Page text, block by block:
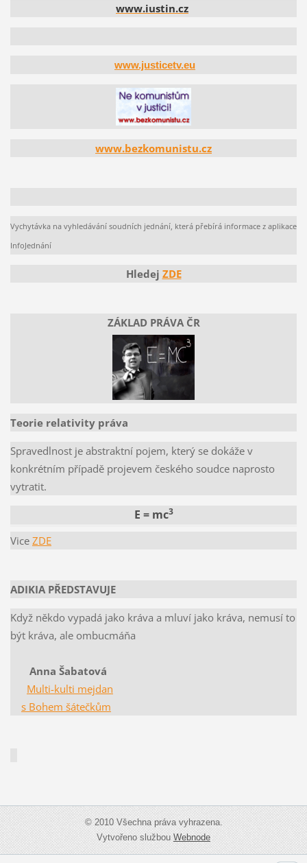
www.iustin.cz
www.justicetv.eu
www.bezkomunistu.cz
Vychytávka na vyhledávání soudních jednání, která přebírá informace z aplikace
InfoJednání
Hledej ZDE
ZÁKLAD PRÁVA ČR
Teorie relativity práva
Spravedlnost je abstraktní pojem, který se dokáže v
konkrétním případě projevem českého soudce naprosto
vytratit.
E = mc3
Vice ZDE
ADIKIA PŘEDSTAVUJE
Když někdo vypadá jako kráva a mluví jako kráva, nemusí to
být kráva, ale ombucmáňa
Anna Šabatová
Multi-kulti mejdan
s Bohem šátečkům
© 2010 Všechna práva vyhrazena.
Vytvořeno službouWebnode